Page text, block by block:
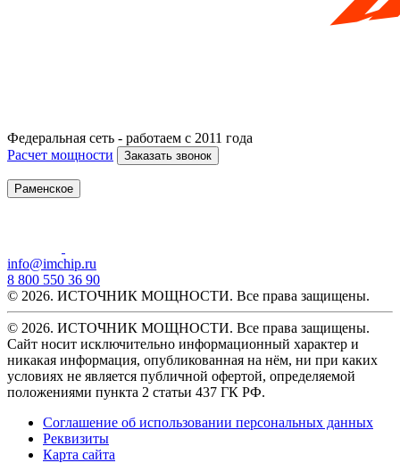
Федеральная сеть - работаем с 2011 года
Расчет мощности
Заказать звонок
Раменское
info@imchip.ru
8 800 550 36 90
© 2026. ИСТОЧНИК МОЩНОСТИ. Все права защищены.
© 2026. ИСТОЧНИК МОЩНОСТИ. Все права защищены.
Сайт носит исключительно информационный характер и
никакая информация, опубликованная на нём, ни при каких
условиях не является публичной офертой, определяемой
положениями пункта 2 статьи 437 ГК РФ.
Соглашение об использовании персональных данных
Реквизиты
Карта сайта